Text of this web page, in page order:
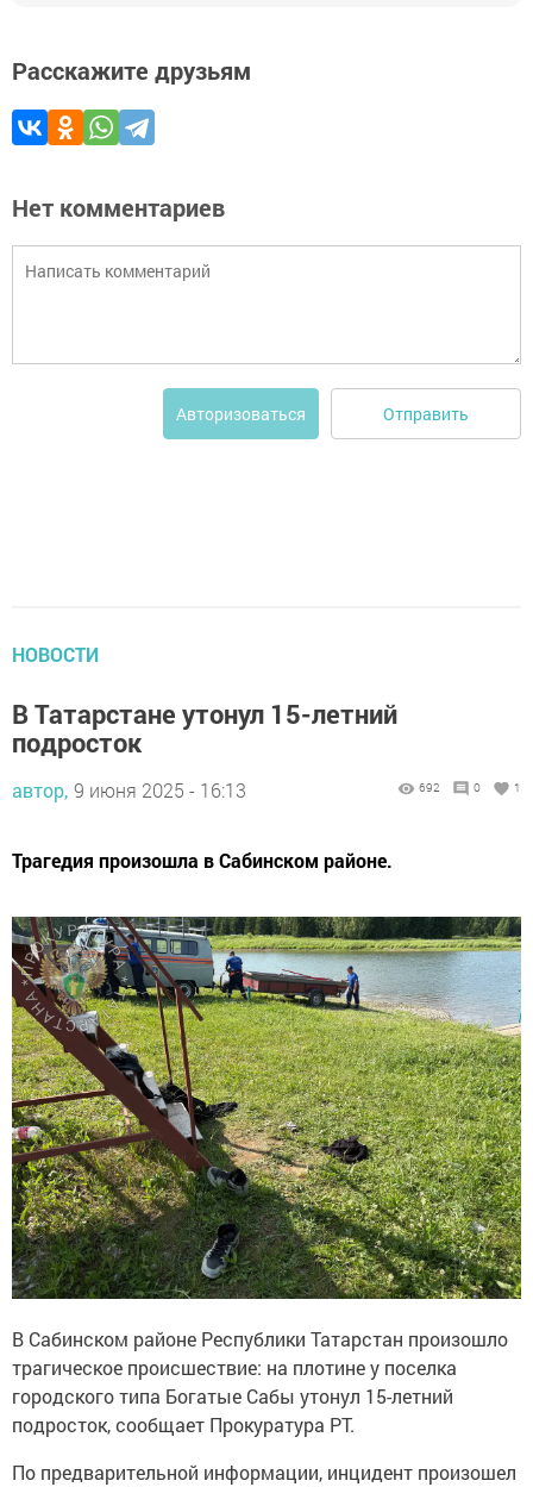
Расскажите друзьям
Нет комментариев
Авторизоваться Отправить
НОВОСТИ
В Татарстане утонул 15-летний
подросток
автор, 9 июня 2025 - 16:13 692 0 1
Трагедия произошла в Сабинском районе.
В Сабинском районе Республики Татарстан произошло
трагическое происшествие: на плотине у поселка
городского типа Богатые Сабы утонул 15-летний
подросток, сообщает Прокуратура РТ.
По предварительной информации, инцидент произошел